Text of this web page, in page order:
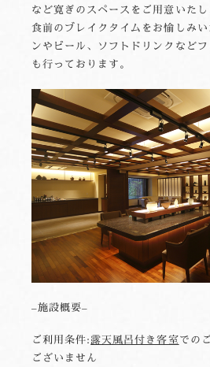
など寛ぎのスペースをご用意いた
食前のブレイクタイムをお愉しみ
ンやビール、ソフトドリンクなど
も行っております。
–施設概要–
ご利用条件:露天風呂付き客室での
ございません